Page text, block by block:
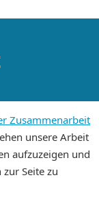
Zusammenarbeit
unsere Arbeit
aufzuzeigen und
Seite zu